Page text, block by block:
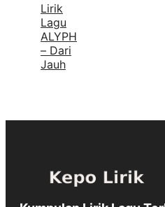
Lirik
Lagu
ALYPH
– Dari
Jauh